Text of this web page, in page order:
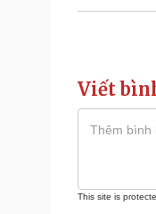
Viết
This site is